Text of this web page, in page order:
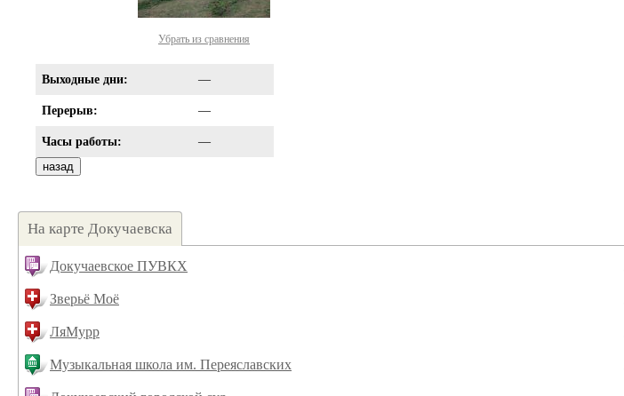
Убрать из сравнения
Выходные дни: —
Перерыв: —
Часы работы: —
На карте Докучаевска
Докучаевское ПУВКХ
Зверьё Моё
ЛяМурр
Музыкальная школа им. Переяславских